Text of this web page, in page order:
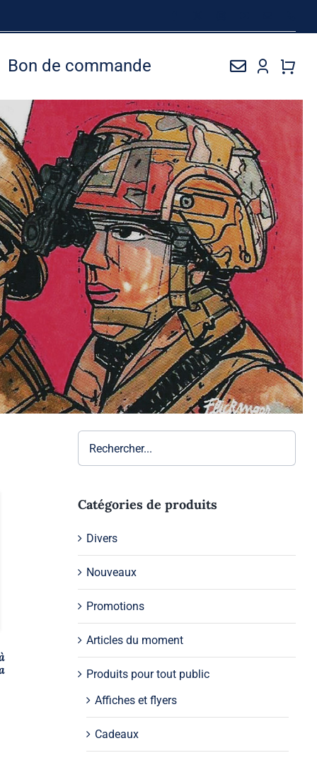
Bon de commande
Catégories de produits
Divers
Nouveaux
Promotions
Articles du moment
Produits pour tout public
Affiches et flyers
Cadeaux